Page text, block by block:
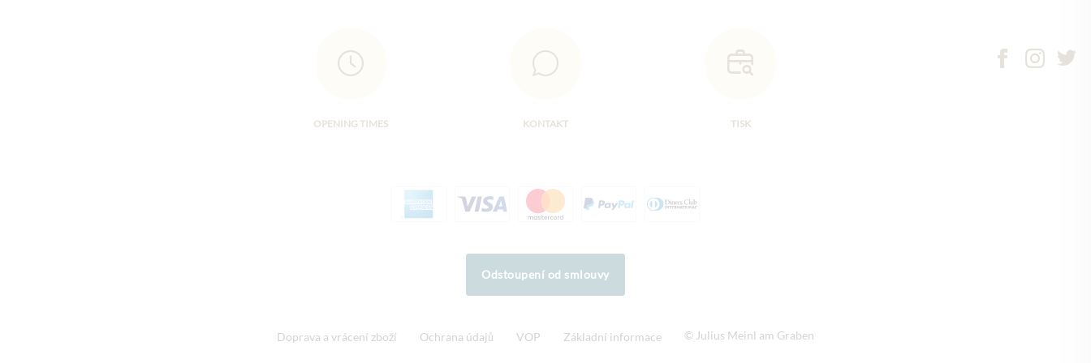
OPENING TIMES KONTAKT TISK
Odstoupení od smlouvy
Doprava a vrácení zboží Ochrana údajů VOP Základní informace © Julius Meinl am Graben